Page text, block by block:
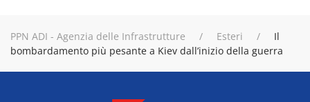
PPN ADI - Agenzia delle Infrastrutture Esteri
Il
bombardamento più pesante a Kiev dall’inizio della guerra